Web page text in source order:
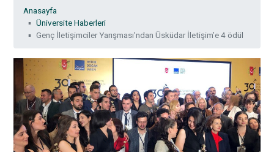
Anasayfa
Üniversite Haberleri
Genç İletişimciler Yarışması’ndan Üsküdar İletişim’e 4 ödül